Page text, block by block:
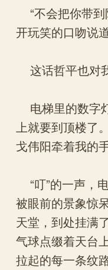
“不会把你带到
开玩笑的口吻说道
这话哲平也对
电梯里的数字
上就要到顶楼了
戈伟阳牵着我的
“叮”的一声，
被眼前的景象惊
天堂，到处挂满
气球点缀着天台
拉起的每一条纹